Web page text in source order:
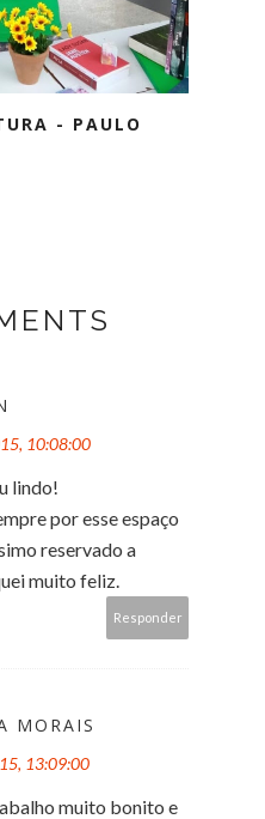
- PAULO
10:08:00
lindo!
por esse espaço
reservado a
muito feliz.
Responder
MORAIS
13:09:00
muito bonito e